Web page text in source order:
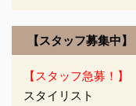
【スタッフ募集中】
【スタッフ急募！】
スタイリスト